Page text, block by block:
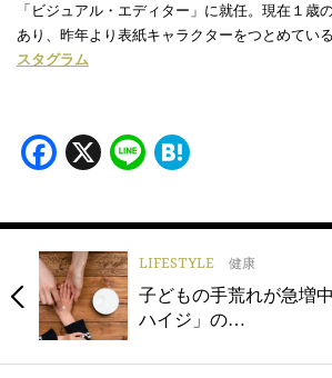
「ビジュアル・エディター」に就任。現在１歳
あり、昨年より表紙キャラクターをつとめている
スタグラム
Facebook
X Line
LIFESTYLE 健康
子どもの手荒れが急増
ハイジ」の…